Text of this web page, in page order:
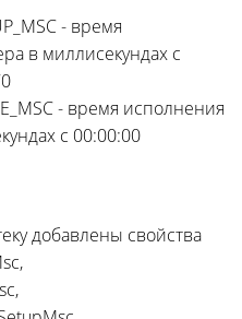
- время
в миллисекундах с
- время исполнения
с 00:00:00
добавлены свойства